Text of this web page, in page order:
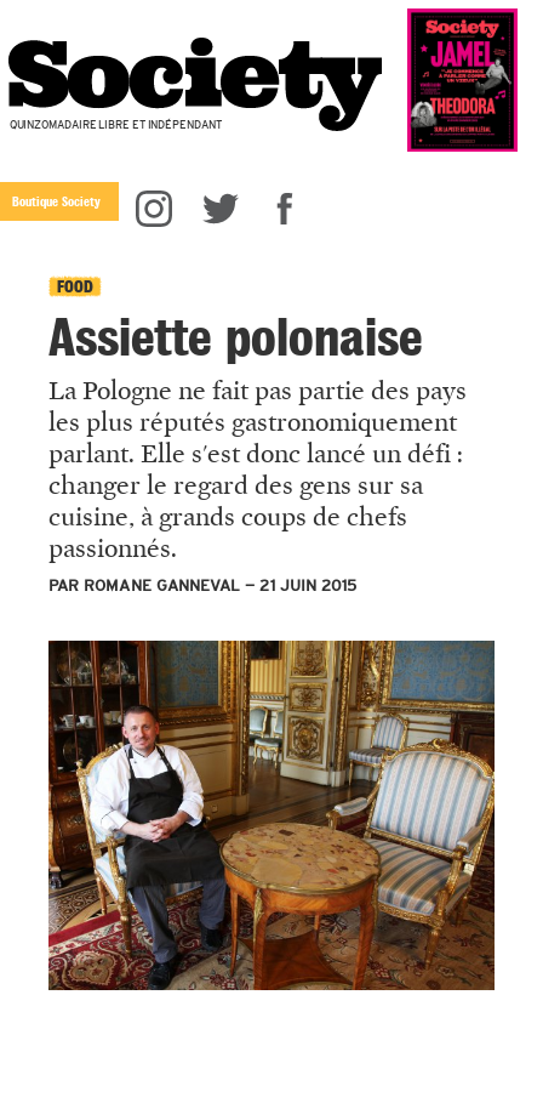
QUINZOMADAIRE LIBRE ET INDÉPENDANT
Boutique Society
FOOD
Assiette polonaise
La Pologne ne fait pas partie des pays
les plus réputés gastronomiquement
parlant. Elle s'est donc lancé un défi :
changer le regard des gens sur sa
cuisine, à grands coups de chefs
passionnés.
PAR ROMANE GANNEVAL 21 JUIN 2015